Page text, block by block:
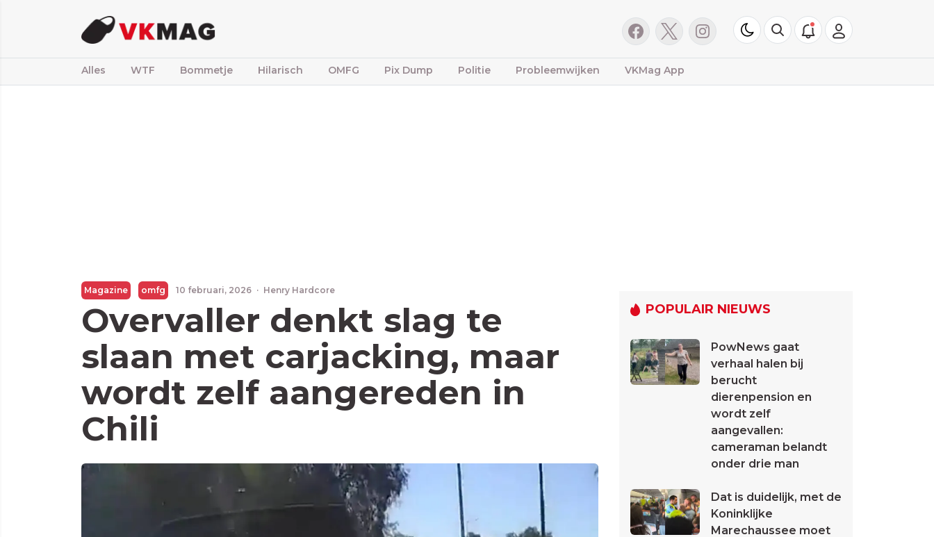
Alles WTF Bommetje Hilarisch OMFG Pix Dump Politie Probleemwijken VKMag App
Magazine omfg 10 februari, 2026 · Henry Hardcore
Overvaller denkt slag te
slaan met carjacking, maar
wordt zelf aangereden in
Chili
POPULAIR NIEUWS
PowNews gaat
verhaal halen bij
berucht
dierenpension en
wordt zelf
aangevallen:
cameraman belandt
onder drie man
Dat is duidelijk, met de
Koninklijke
Marechaussee moet